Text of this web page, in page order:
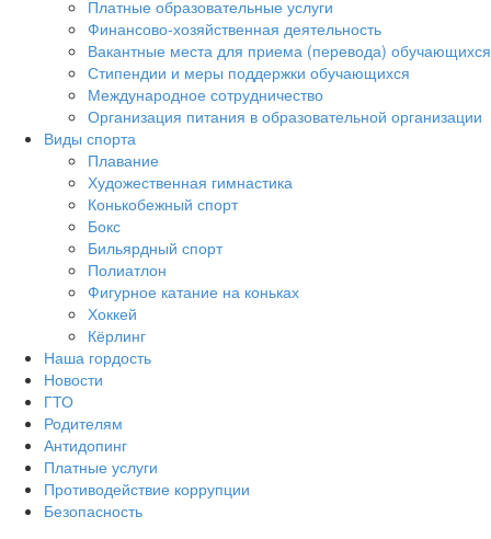
Платные образовательные услуги
Финансово-хозяйственная деятельность
Вакантные места для приема (перевода) обучающихся
Стипендии и меры поддержки обучающихся
Международное сотрудничество
Организация питания в образовательной организации
Виды спорта
Плавание
Художественная гимнастика
Конькобежный спорт
Бокс
Бильярдный спорт
Полиатлон
Фигурное катание на коньках
Хоккей
Кёрлинг
Наша гордость
Новости
ГТО
Родителям
Антидопинг
Платные услуги
Противодействие коррупции
Безопасность